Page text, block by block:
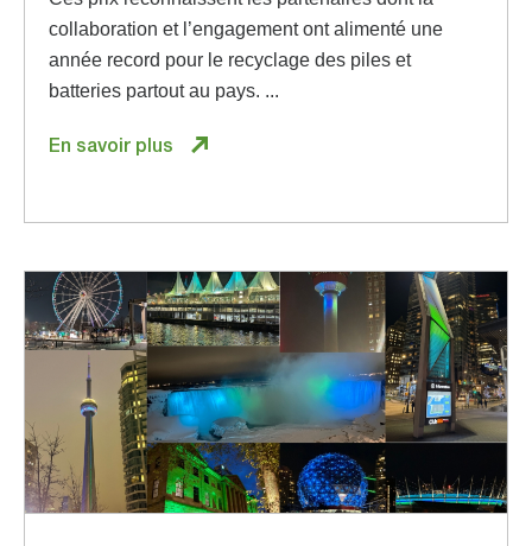
collaboration et l’engagement ont alimenté une
année record pour le recyclage des piles et
batteries partout au pays. ...
En savoir plus